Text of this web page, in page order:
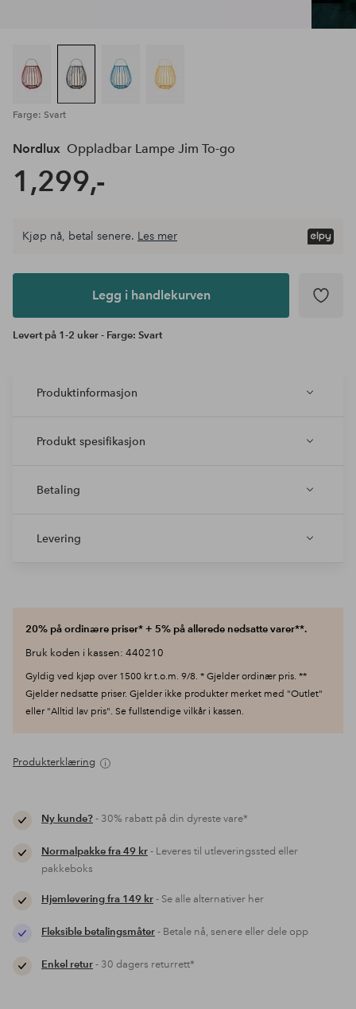
Farge: Svart
Nordlux Oppladbar Lampe Jim To-go
1,299,-
Legg i
Kjøp nå, betal senere. Les mer
Legg i handlekurven
Levert på 1-2 uker - Farge: Svart
Produktinformasjon
Produkt spesifikasjon
Betaling
Levering
20% på ordinære priser* + 5% på allerede nedsatte varer**.
Bruk koden i kassen: 440210
Gyldig ved kjøp over 1500 kr t.o.m. 9/8. * Gjelder ordinær pris. **
Gjelder nedsatte priser. Gjelder ikke produkter merket med "Outlet"
eller "Alltid lav pris". Se fullstendige vilkår i kassen.
Produkterklæring
Ny kunde?- 30% rabatt på din dyreste vare*
Normalpakke fra 49 kr- Leveres til utleveringssted eller
pakkeboks
Hjemlevering fra 149 kr- Se alle alternativer her
Fleksible betalingsmåter- Betale nå, senere eller dele opp
Enkel retur- 30 dagers returrett*